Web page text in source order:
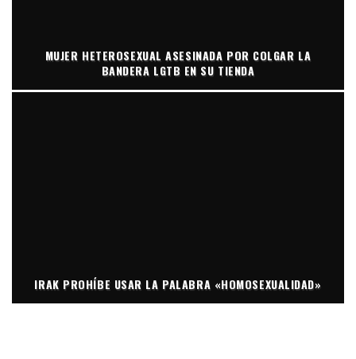
MUJER HETEROSEXUAL ASESINADA POR COLGAR LA
BANDERA LGTB EN SU TIENDA
IRAK PROHÍBE USAR LA PALABRA «HOMOSEXUALIDAD»